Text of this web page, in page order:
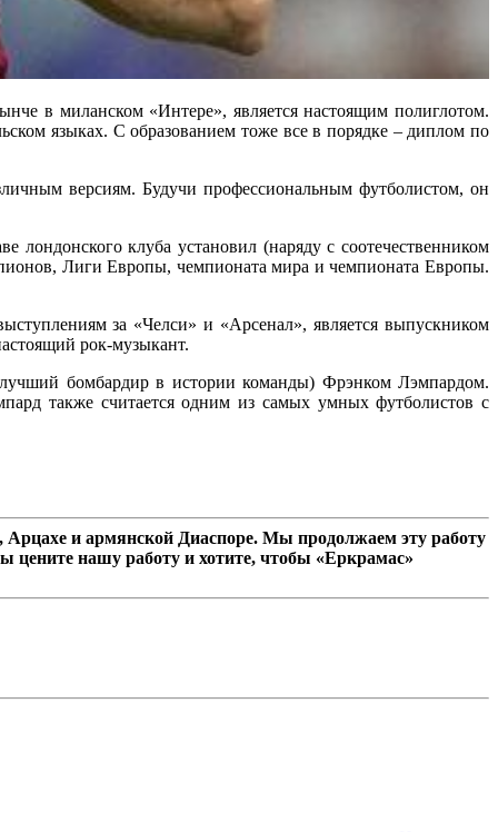
миланском «Интере», является настоящим полиглотом.
языках. С образованием тоже все в порядке – диплом по
версиям. Будучи профессиональным футболистом, он
клуба установил (наряду с соотечественником
Лиги Европы, чемпионата мира и чемпионата Европы.
за «Челси» и «Арсенал», является выпускником
рок-музыкант.
бомбардир в истории команды) Фрэнком Лэмпардом.
также считается одним из самых умных футболистов с
и армянской Диаспоре. Мы продолжаем эту работу
цените нашу работу и хотите, чтобы «Еркрамас»